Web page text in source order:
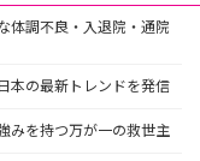
体調不良・入退院・通院
本の最新トレンドを発信
みを持つ万が一の救世主